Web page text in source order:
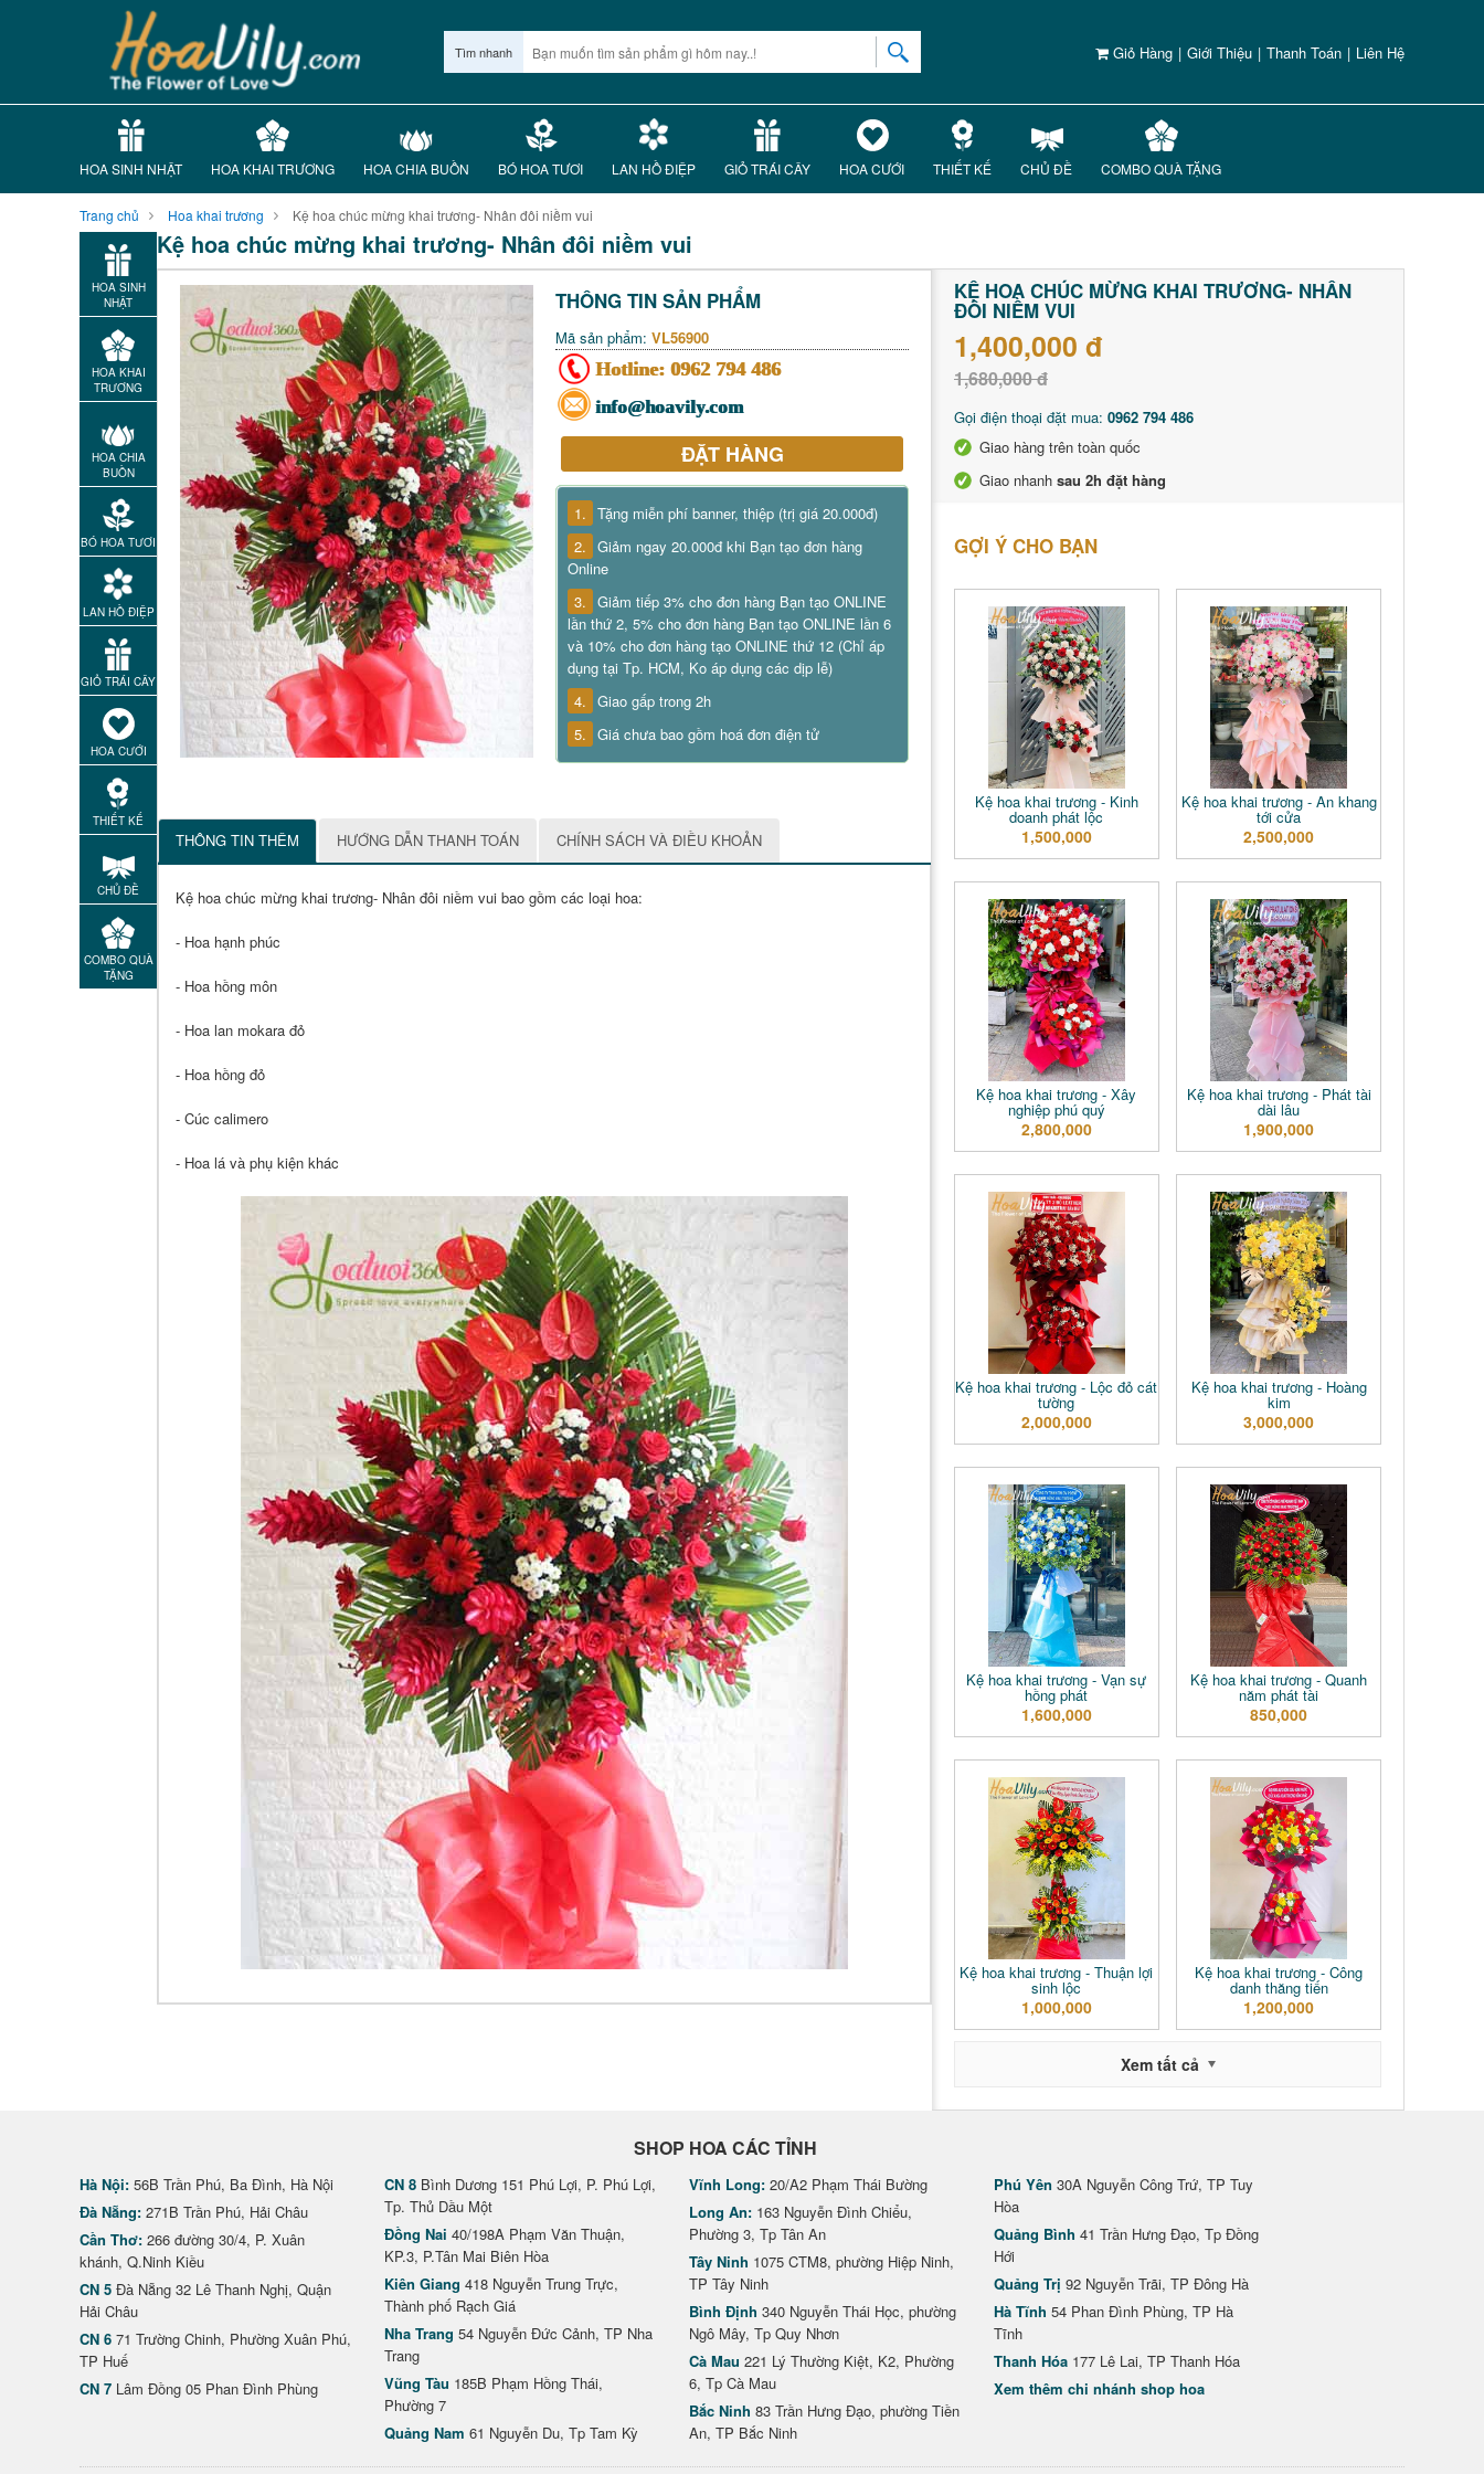
Giỏ Hàng | Giới Thiệu | Thanh Toán | Liên Hệ
Tìm nhanh
HOA SINH NHẬT HOA KHAI TRƯƠNG HOA CHIA BUỒN BÓ HOA TƯƠI LAN HỒ ĐIỆP GIỎ TRÁI CÂY HOA CƯỚI THIẾT KẾ CHỦ ĐỀ COMBO QUÀ TẶNG
Trang chủ Hoa khai trương Kệ hoa chúc mừng khai trương- Nhân đôi niềm vui
HOA SINH
NHẬT
HOA KHAI
TRƯƠNG
HOA CHIA
BUỒN
BÓ HOA TƯƠI
LAN HỒ ĐIỆP
GIỎ TRÁI CÂY
HOA CƯỚI
THIẾT KẾ
CHỦ ĐỀ
COMBO QUÀ
TẶNG
Kệ hoa chúc mừng khai trương- Nhân đôi niềm vui
THÔNG TIN SẢN PHẨM
Mã sản phẩm: VL56900
Hotline: 0962 794 486
info@hoavily.com
ĐẶT HÀNG
1. Tặng miễn phí banner, thiệp (trị giá 20.000đ)
2. Giảm ngay 20.000đ khi Bạn tạo đơn hàng
Online
3. Giảm tiếp 3% cho đơn hàng Bạn tạo ONLINE
lần thứ 2, 5% cho đơn hàng Bạn tạo ONLINE lần 6
và 10% cho đơn hàng tạo ONLINE thứ 12 (Chỉ áp
dụng tại Tp. HCM, Ko áp dụng các dịp lễ)
4. Giao gấp trong 2h
5. Giá chưa bao gồm hoá đơn điện tử
THÔNG TIN THÊM HƯỚNG DẪN THANH TOÁN CHÍNH SÁCH VÀ ĐIỀU KHOẢN
Kệ hoa chúc mừng khai trương- Nhân đôi niềm vui bao gồm các loại hoa:
- Hoa hạnh phúc
- Hoa hồng môn
- Hoa lan mokara đỏ
- Hoa hồng đỏ
- Cúc calimero
- Hoa lá và phụ kiện khác
KỆ HOA CHÚC MỪNG KHAI TRƯƠNG- NHÂN
ĐÔI NIỀM VUI
1,400,000 đ
1,680,000 đ
Gọi điện thoại đặt mua: 0962 794 486
Giao hàng trên toàn quốc
Giao nhanh sau 2h đặt hàng
GỢI Ý CHO BẠN
Kệ hoa khai trương - Kinh
doanh phát lộc
1,500,000
Kệ hoa khai trương - An khang
tới cửa
2,500,000
Kệ hoa khai trương - Xây
nghiệp phú quý
2,800,000
Kệ hoa khai trương - Phát tài
dài lâu
1,900,000
Kệ hoa khai trương - Lộc đỏ cát
tường
2,000,000
Kệ hoa khai trương - Hoàng
kim
3,000,000
Kệ hoa khai trương - Vạn sự
hồng phát
1,600,000
Kệ hoa khai trương - Quanh
năm phát tài
850,000
Kệ hoa khai trương - Thuận lợi
sinh lộc
1,000,000
Kệ hoa khai trương - Công
danh thăng tiến
1,200,000
Xem tất cả
SHOP HOA CÁC TỈNH
Hà Nội: 56B Trần Phú, Ba Đình, Hà Nội
Đà Nẵng: 271B Trần Phú, Hải Châu
Cần Thơ: 266 đường 30/4, P. Xuân
khánh, Q.Ninh Kiều
CN 5 Đà Nẵng 32 Lê Thanh Nghị, Quận
Hải Châu
CN 6 71 Trường Chinh, Phường Xuân Phú,
TP Huế
CN 7 Lâm Đồng 05 Phan Đình Phùng
CN 8 Bình Dương 151 Phú Lợi, P. Phú Lợi,
Tp. Thủ Dầu Một
Đồng Nai 40/198A Phạm Văn Thuận,
KP.3, P.Tân Mai Biên Hòa
Kiên Giang 418 Nguyễn Trung Trực,
Thành phố Rạch Giá
Nha Trang 54 Nguyễn Đức Cảnh, TP Nha
Trang
Vũng Tàu 185B Phạm Hồng Thái,
Phường 7
Quảng Nam 61 Nguyễn Du, Tp Tam Kỳ
Vĩnh Long: 20/A2 Phạm Thái Bường
Long An: 163 Nguyễn Đình Chiểu,
Phường 3, Tp Tân An
Tây Ninh 1075 CTM8, phường Hiệp Ninh,
TP Tây Ninh
Bình Định 340 Nguyễn Thái Học, phường
Ngô Mây, Tp Quy Nhơn
Cà Mau 221 Lý Thường Kiệt, K2, Phường
6, Tp Cà Mau
Bắc Ninh 83 Trần Hưng Đạo, phường Tiền
An, TP Bắc Ninh
Phú Yên 30A Nguyễn Công Trứ, TP Tuy
Hòa
Quảng Bình 41 Trần Hưng Đạo, Tp Đồng
Hới
Quảng Trị 92 Nguyễn Trãi, TP Đông Hà
Hà Tĩnh 54 Phan Đình Phùng, TP Hà
Tĩnh
Thanh Hóa 177 Lê Lai, TP Thanh Hóa
Xem thêm chi nhánh shop hoa